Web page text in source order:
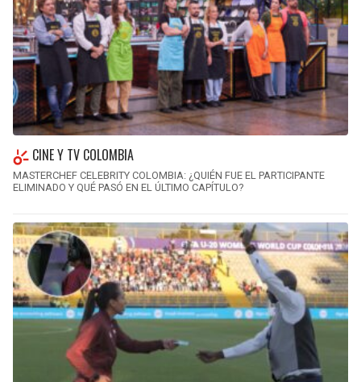
CINE Y TV COLOMBIA
MASTERCHEF CELEBRITY COLOMBIA: ¿QUIÉN FUE EL PARTICIPANTE
ELIMINADO Y QUÉ PASÓ EN EL ÚLTIMO CAPÍTULO?